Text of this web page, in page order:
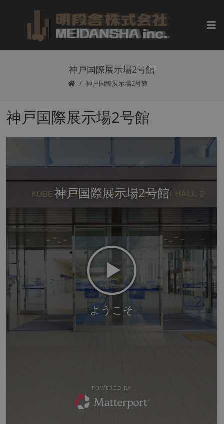
神戸国際展示場2号館
神戸国際展示場2号館
神戸国際展示場2号館